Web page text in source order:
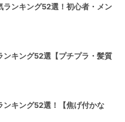
ランキング52選！初心者・メン
ンキング52選【プチプラ・髪質
ンキング52選！【焦げ付かな